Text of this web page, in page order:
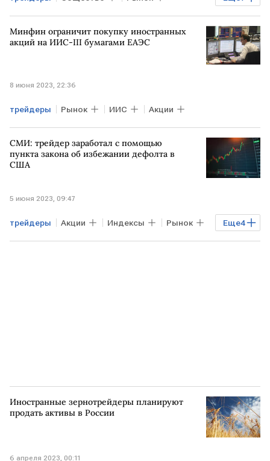
Финансы Фонды В мире
РОССИЯ Сбербанк
Минфин ограничит покупку иностранных
акций на ИИС-III бумагами ЕАЭС
8 июня 2023, 22:36
трейдеры Рынок ИИС Акции
СМИ: трейдер заработал с помощью
пункта закона об избежании дефолта в
США
5 июня 2023, 09:47
Еще4
трейдеры Акции Индексы Рынок
Облигации Торги закон
Иностранные зернотрейдеры планируют
продать активы в России
6 апреля 2023, 00:11